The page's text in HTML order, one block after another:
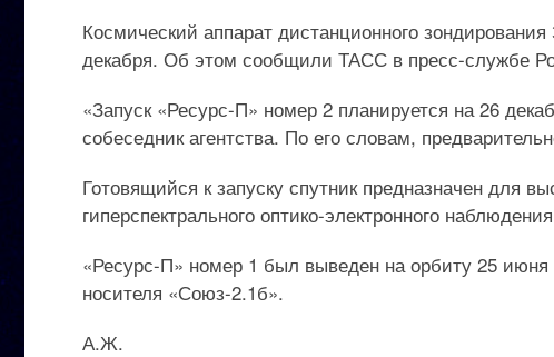
Космический аппарат дистанционного
декабря. Об этом сообщили ТАСС в пресс-службе
«Запуск «Ресурс-П» номер 2 планируется на 26
собеседник агентства. По его словам,
Готовящийся к запуску спутник предназначен для
гиперспектрального оптико-электронного
«Ресурс-П» номер 1 был выведен на орбиту 25
носителя «Союз-2.1б».
А.Ж.